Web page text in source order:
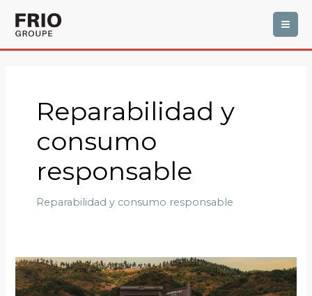
contenido
Reparabilidad y
consumo
responsable
Reparabilidad y consumo responsable
Piezas
de